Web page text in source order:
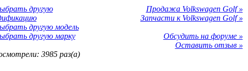
другую
другую модель
другую марку
3985 раз(а)
Продажа Volkswagen Golf »
Запчасти к Volkswagen Golf »
Обсудить на форуме »
Оставить отзыв »